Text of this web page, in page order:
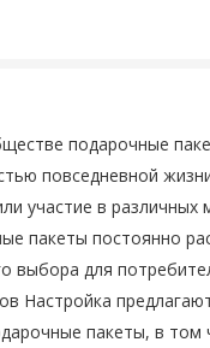
подарочные
повседневной
участие в различных
пакеты постоянно
выбора для
Настройка
пакеты, в том